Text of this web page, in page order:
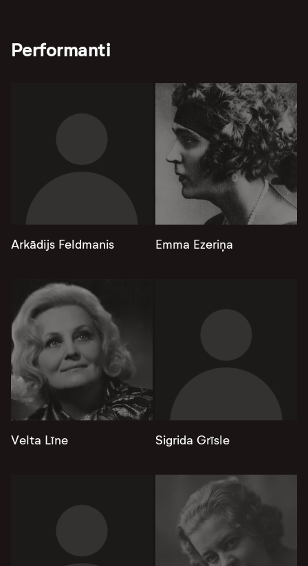
Performanti
Arkādijs Feldmanis Emma Ezeriņa
Velta Līne Sigrida Grīsle